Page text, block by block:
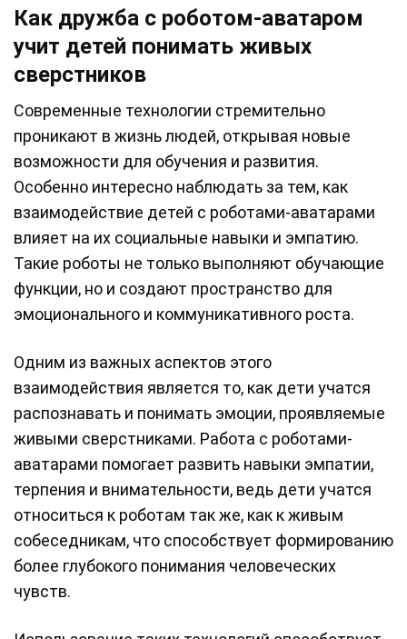
Как дружба с роботом-аватаром
учит детей понимать живых
сверстников
Современные технологии стремительно
проникают в жизнь людей, открывая новые
возможности для обучения и развития.
Особенно интересно наблюдать за тем, как
взаимодействие детей с роботами-аватарами
влияет на их социальные навыки и эмпатию.
Такие роботы не только выполняют обучающие
функции, но и создают пространство для
эмоционального и коммуникативного роста.
Одним из важных аспектов этого
взаимодействия является то, как дети учатся
распознавать и понимать эмоции, проявляемые
живыми сверстниками. Работа с роботами-
аватарами помогает развить навыки эмпатии,
терпения и внимательности, ведь дети учатся
относиться к роботам так же, как к живым
собеседникам, что способствует формированию
более глубокого понимания человеческих
чувств.